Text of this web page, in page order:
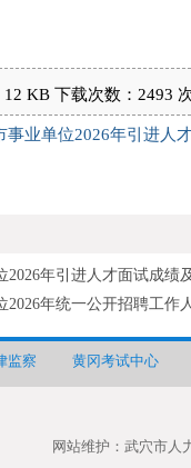
12 KB 下载次数： 2493
事业单位2026年引进人
2026年引进人才面试成绩
2026年统一公开招聘工作
监察 黄冈考试中心
网站维护：武穴市人